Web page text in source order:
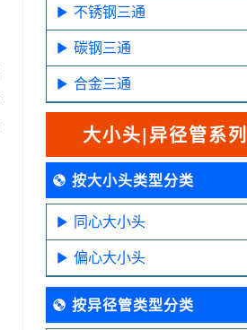
不锈钢三通
碳钢三通
合金三通
大小头|异径管系列
按大小头类型分类
同心大小头
偏心大小头
按异径管类型分类